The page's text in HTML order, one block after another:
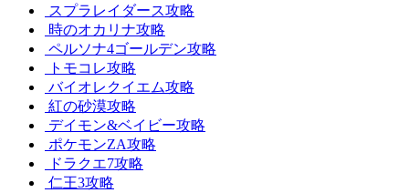
スプラレイダース攻略
時のオカリナ攻略
ペルソナ4ゴールデン攻略
トモコレ攻略
バイオレクイエム攻略
紅の砂漠攻略
デイモン&ベイビー攻略
ポケモンZA攻略
ドラクエ7攻略
仁王3攻略